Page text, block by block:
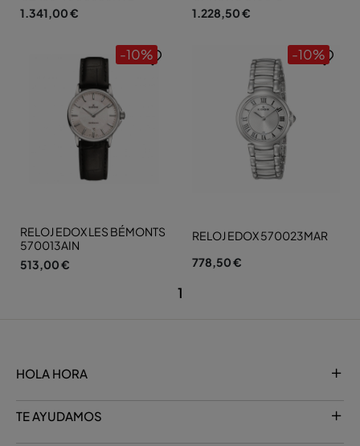
1.341,00 €
1.228,50 €
-10%
RELOJ EDOX LES BÉMONTS
570013AIN
513,00 €
-10%
RELOJ EDOX 570023MAR
778,50 €
1
HOLA HORA
TE AYUDAMOS